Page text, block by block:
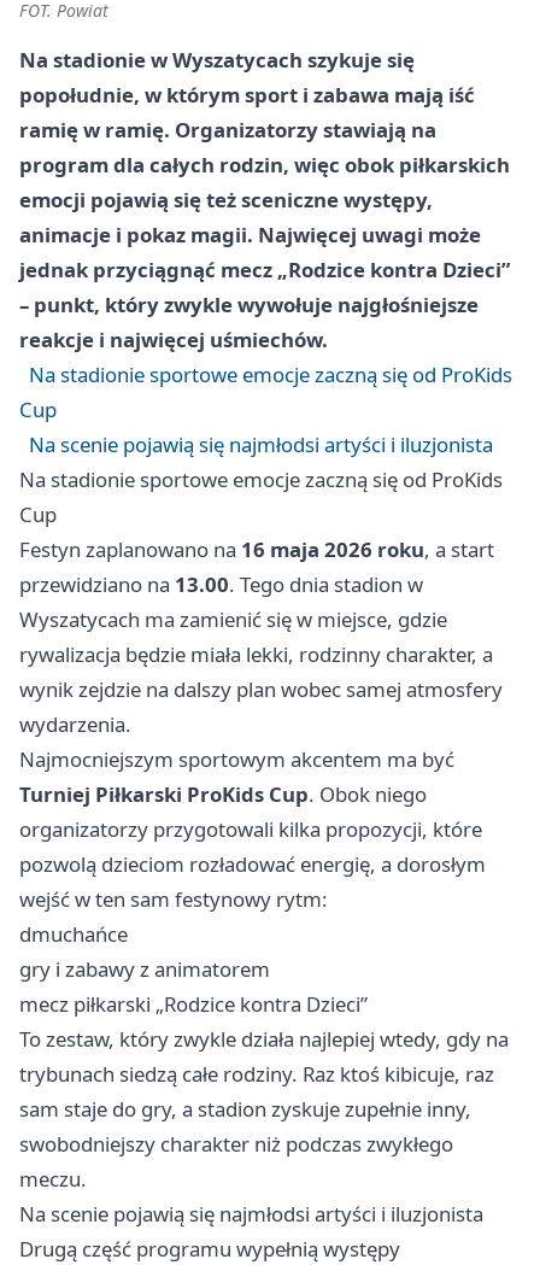
FOT. Powiat
Na stadionie w Wyszatycach szykuje się
popołudnie, w którym sport i zabawa mają iść
ramię w ramię. Organizatorzy stawiają na
program dla całych rodzin, więc obok piłkarskich
emocji pojawią się też sceniczne występy,
animacje i pokaz magii. Najwięcej uwagi może
jednak przyciągnąć mecz „Rodzice kontra Dzieci”
– punkt, który zwykle wywołuje najgłośniejsze
reakcje i najwięcej uśmiechów.
Na stadionie sportowe emocje zaczną się od ProKids
Cup
Na scenie pojawią się najmłodsi artyści i iluzjonista
Na stadionie sportowe emocje zaczną się od ProKids
Cup
Festyn zaplanowano na 16 maja 2026 roku, a start
przewidziano na 13.00. Tego dnia stadion w
Wyszatycach ma zamienić się w miejsce, gdzie
rywalizacja będzie miała lekki, rodzinny charakter, a
wynik zejdzie na dalszy plan wobec samej atmosfery
wydarzenia.
Najmocniejszym sportowym akcentem ma być
Turniej Piłkarski ProKids Cup. Obok niego
organizatorzy przygotowali kilka propozycji, które
pozwolą dzieciom rozładować energię, a dorosłym
wejść w ten sam festynowy rytm:
dmuchańce
gry i zabawy z animatorem
mecz piłkarski „Rodzice kontra Dzieci”
To zestaw, który zwykle działa najlepiej wtedy, gdy na
trybunach siedzą całe rodziny. Raz ktoś kibicuje, raz
sam staje do gry, a stadion zyskuje zupełnie inny,
swobodniejszy charakter niż podczas zwykłego
meczu.
Na scenie pojawią się najmłodsi artyści i iluzjonista
Drugą część programu wypełnią występy